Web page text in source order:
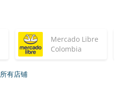
Mercado Libre
Colombia
所有店铺